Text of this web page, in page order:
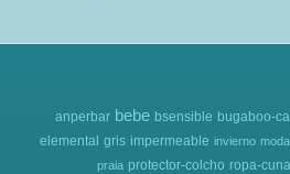
anperbar bebe bsensible bugaboo-
elemental gris impermeable invierno moda
praia protector-colcho ropa-cuna